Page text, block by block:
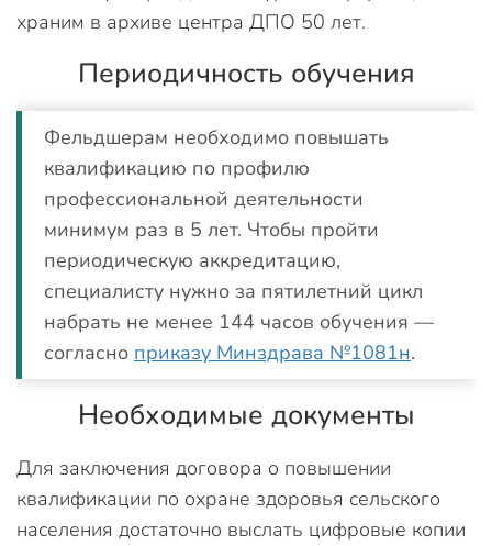
храним в архиве центра ДПО 50 лет.
Периодичность обучения
Фельдшерам необходимо повышать
квалификацию по профилю
профессиональной деятельности
минимум раз в 5 лет. Чтобы пройти
периодическую аккредитацию,
специалисту нужно за пятилетний цикл
набрать не менее 144 часов обучения —
согласно приказу Минздрава №1081н.
Необходимые документы
Для заключения договора о повышении
квалификации по охране здоровья сельского
населения достаточно выслать цифровые копии